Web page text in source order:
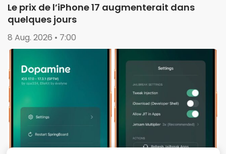
Le prix de l’iPhone 17 augmenterait dans
quelques jours
8 Aug. 2026 • 7:00